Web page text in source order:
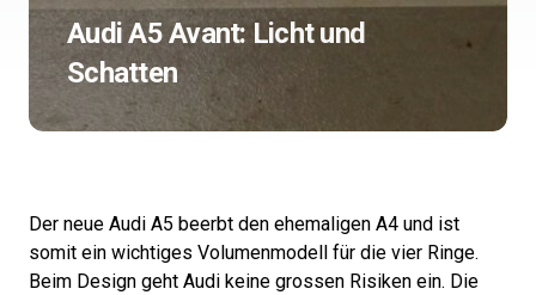
Audi A5 Avant: Licht und
Schatten
Der neue Audi A5 beerbt den ehemaligen A4 und ist
somit ein wichtiges Volumenmodell für die vier Ringe.
Beim Design geht Audi keine grossen Risiken ein. Die